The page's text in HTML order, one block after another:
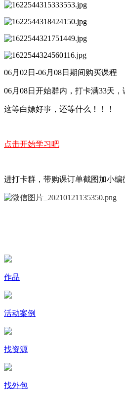
06月02日-06月08日期间购买课程
06月08日开始群内，打卡满33天
这等白嫖好事，还等什么！！！
点击开始学习吧
进打卡群，带购课订单截图加小编
作品
活动案例
找资源
找外包